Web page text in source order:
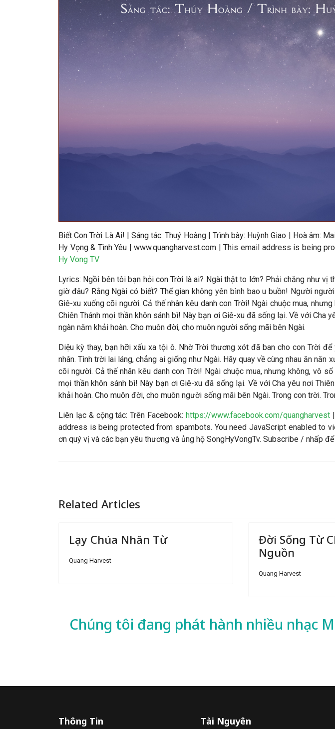
Biết Con Trời Là Ai! |Sáng tác: Thuý Hoàng | Trình bày: Huỳnh Giao | Hoà âm:
Hy Vọng & Tình Yêu | www.quangharvest.com |This email address is being
Hy Vong TV
Lyrics: Ngồi bên tôi bạn hỏi con Trời là ai? Ngài thật to lớn? Phải chăng như vị
giờ đâu? Rằng Ngài có biết? Thế gian không yên bình bao u buồn! Người
Giê-xu xuống cõi người. Cả thế nhân kêu danh con Trời! Ngài chuộc mua,
Chiên Thánh mọi thần khôn sánh bì! Này bạn ơi Giê-xu đã sống lại. Về với Cha
ngàn năm khải hoàn. Cho muôn đời, cho muôn người sống mãi bên Ngài.
Diệu kỳ thay, bạn hỡi xấu xa tội ô. Nhờ Trời thương xót đã ban cho con Trời
nhân. Tình trời lai láng, chẳng ai giống như Ngài. Hãy quay về cùng nhau ăn
cõi người. Cả thế nhân kêu danh con Trời! Ngài chuộc mua, nhưng không, vô
mọi thần khôn sánh bì! Này bạn ơi Giê-xu đã sống lại. Về với Cha yêu nơi
khải hoàn. Cho muôn đời, cho muôn người sống mãi bên Ngài. Trong con trời.
Liên lạc & cộng tác: Trên Facebook: https://www.facebook.com/quangharvest|
address is being protected from spambots. You need JavaScript enabled to
ơn quý vị và các bạn yêu thương và ủng hộ SongHyVongTv. Subscribe / nhấp
Related Articles
Lạy Chúa Nhân Từ
Quang Harvest
Đời Sống Từ
Nguồn
Quang Harvest
Chúng tôi đang phát hành nhiều nhạc
Thông Tin Tài Nguyên